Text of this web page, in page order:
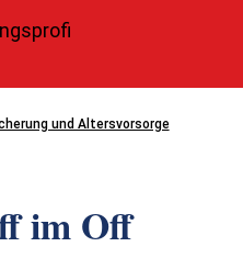
und Altersvorsorge
im Off